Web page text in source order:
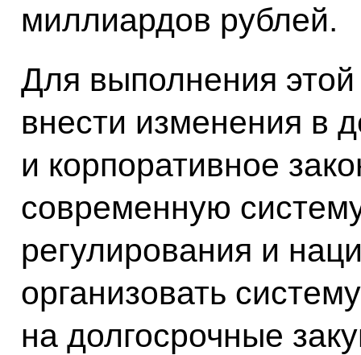
миллиардов рублей.
Для выполнения
внести изменения в
и корпоративное
современную
регулирования и
организовать
на долгосрочные